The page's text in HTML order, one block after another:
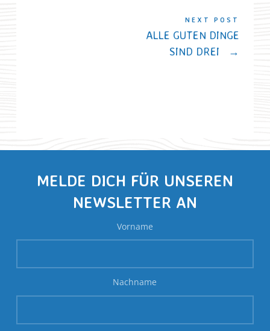
NEXT POST
ALLE GUTEN DINGE
SIND DREI
→
MELDE DICH FÜR UNSEREN
NEWSLETTER AN
Vorname
Nachname